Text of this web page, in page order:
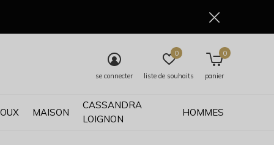
MAISON
CASSANDRA
LOIGNON
HOMMES
se connecter liste de souhaits
0
panier
0